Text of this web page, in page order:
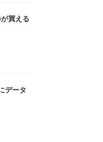
買える
データ